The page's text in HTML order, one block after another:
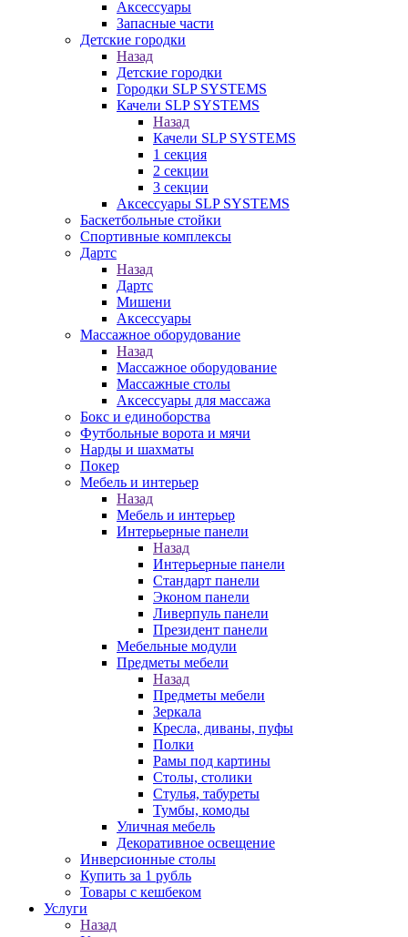
Аксессуары
Запасные части
Детские городки
Назад
Детские городки
Городки SLP SYSTEMS
Качели SLP SYSTEMS
Назад
Качели SLP SYSTEMS
1 секция
2 секции
3 секции
Аксессуары SLP SYSTEMS
Баскетбольные стойки
Спортивные комплексы
Дартс
Назад
Дартс
Мишени
Аксессуары
Массажное оборудование
Назад
Массажное оборудование
Массажные столы
Аксессуары для массажа
Бокс и единоборства
Футбольные ворота и мячи
Нарды и шахматы
Покер
Мебель и интерьер
Назад
Мебель и интерьер
Интерьерные панели
Назад
Интерьерные панели
Стандарт панели
Эконом панели
Ливерпуль панели
Президент панели
Мебельные модули
Предметы мебели
Назад
Предметы мебели
Зеркала
Кресла, диваны, пуфы
Полки
Рамы под картины
Столы, столики
Стулья, табуреты
Тумбы, комоды
Уличная мебель
Декоративное освещение
Инверсионные столы
Купить за 1 рубль
Товары с кешбеком
Услуги
Назад